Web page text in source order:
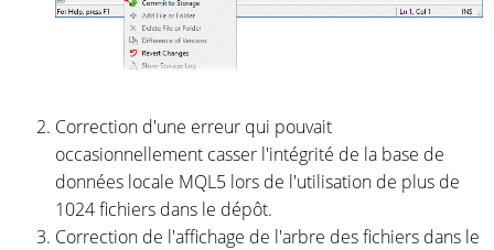
Correction d'une erreur qui pouvait
occasionnellement casser l'intégrité de la base de
données locale MQL5 lors de l'utilisation de plus de
1024 fichiers dans le dépôt.
Correction de l'affichage de l'arbre des fichiers dans le